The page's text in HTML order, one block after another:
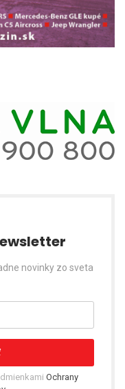
novinky zo sveta
Ochrany